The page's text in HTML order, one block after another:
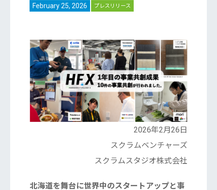
February 25, 2026 プレスリリース
2026年2月26日
スクラムベンチャーズ
スクラムスタジオ株式会社
北海道を舞台に世界中のスタートアップと事